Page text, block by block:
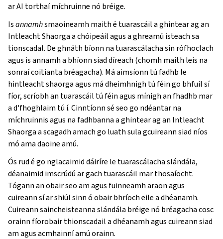
ar AI torthaí míchruinne nó bréige.
Isannamhsmaoineamh maith é tuarascáil a ghintear ag an
Intleacht Shaorga a chóipeáil agus a ghreamú isteach sa
tionscadal. De ghnáth bíonn na tuarascálacha sin rófhoclach
agus is annamh a bhíonn siad díreach (chomh maith leis na
sonraí coitianta bréagacha). Má aimsíonn tú fadhb le
hintleacht shaorga agus má dheimhnigh tú féin go bhfuil sí
fíor, scríobh an tuarascáil tú féin agus mínigh an fhadhb mar
a d'fhoghlaim tú í. Cinntíonn sé seo go ndéantar na
míchruinnis agus na fadhbanna a ghintear ag an Intleacht
Shaorga a scagadh amach go luath sula gcuireann siad níos
mó ama daoine amú.
Ós rud é go nglacaimid dáiríre le tuarascálacha slándála,
déanaimid imscrúdú ar gach tuarascáil mar thosaíocht.
Tógann an obair seo am agus fuinneamh araon agus
cuireann sí ar shiúl sinn ó obair bhríoch eile a dhéanamh.
Cuireann saincheisteanna slándála bréige nó bréagacha cosc
orainn fíorobair thionscadail a dhéanamh agus cuireann siad
am agus acmhainní amú orainn.